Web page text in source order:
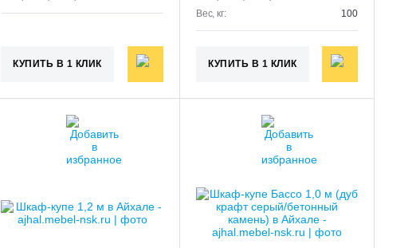
КУПИТЬ В 1 КЛИК
Вес, кг:
100
КУПИТЬ В 1 КЛИК